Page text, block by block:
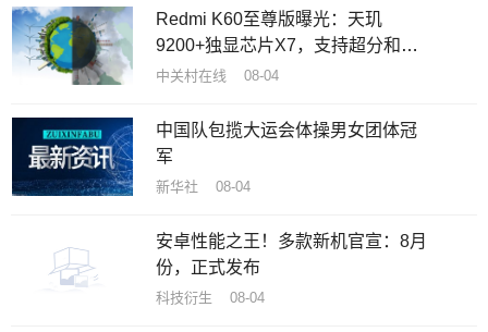
Redmi K60至尊版曝光：天玑
9200+独显芯片X7，支持超分和超
帧满血并发
中关村在线 08-04
中国队包揽大运会体操男女团体冠
军
新华社 08-04
安卓性能之王！多款新机官宣：8月
份，正式发布
科技衍生 08-04